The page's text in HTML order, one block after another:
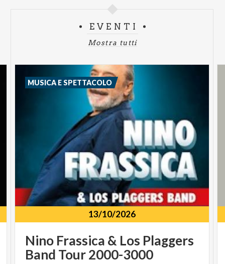
EVENTI
Mostra tutti
13/10/2026
Nino Frassica & Los Plaggers
Band Tour2000-3000
MUSICA E SPETTACOLO